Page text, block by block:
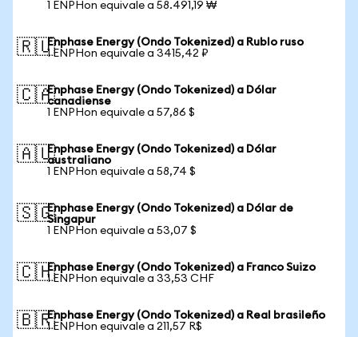
1 ENPHon equivale a 58.491,19 ₩
🇷🇺Enphase Energy (Ondo Tokenized) a Rublo ruso
1 ENPHon equivale a 3415,42 ₽
🇨🇦Enphase Energy (Ondo Tokenized) a Dólar
canadiense
1 ENPHon equivale a 57,86 $
🇦🇺Enphase Energy (Ondo Tokenized) a Dólar
australiano
1 ENPHon equivale a 58,74 $
🇸🇬Enphase Energy (Ondo Tokenized) a Dólar de
Singapur
1 ENPHon equivale a 53,07 $
🇨🇭Enphase Energy (Ondo Tokenized) a Franco Suizo
1 ENPHon equivale a 33,53 CHF
🇧🇷Enphase Energy (Ondo Tokenized) a Real brasileño
1 ENPHon equivale a 211,57 R$